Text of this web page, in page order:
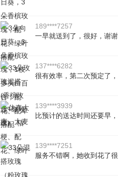
189****7257
一早就送到了，很好，谢谢
137****6282
很有效率，第二次预定了
139****3939
比预计的送达时间还要早
139****7251
服务不错啊，她收到花了